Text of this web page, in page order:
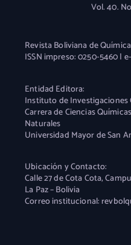
Vol. 40.
Revista Boliviana de Química
ISSN impreso: 0250-5460 |
Entidad Editora:
Instituto de Investigaciones
Carrera de Ciencias
Naturales
Universidad Mayor de San
Ubicación y Contacto:
Calle 27 de Cota Cota,
La Paz – Bolivia
Correo institucional: